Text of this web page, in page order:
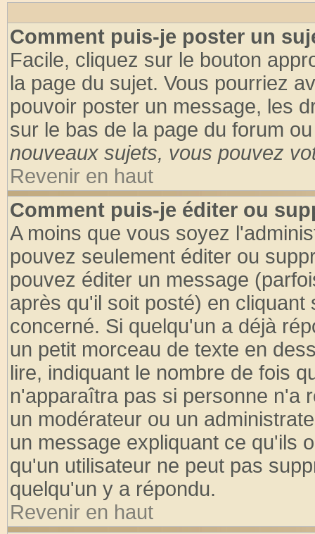
Comment puis-je poster un
Facile, cliquez sur le bouton
la page du sujet. Vous pourriez
pouvoir poster un message, les
sur le bas de la page du forum
nouveaux sujets, vous pouvez
Revenir en haut
Comment puis-je éditer ou
A moins que vous soyez
pouvez seulement éditer ou
pouvez éditer un message
après qu'il soit posté) en
concerné. Si quelqu'un a déjà
un petit morceau de texte en
lire, indiquant le nombre de fois
n'apparaîtra pas si personne n'a
un modérateur ou un
un message expliquant ce qu'ils
qu'un utilisateur ne peut pas
quelqu'un y a répondu.
Revenir en haut